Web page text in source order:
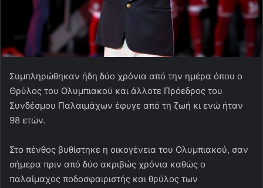
Συμπληρώθηκαν ήδη δύο χρόνια από την ημέρα όπου ο
Θρύλος του Ολυμπιακού και άλλοτε Πρόεδρος του
Συνδέσμου Παλαιμάχων έφυγε από τη ζωή κι ενώ ήταν
98 ετών.
Στο πένθος βυθίστηκε η οικογένεια του Ολυμπιακού, σαν
σήμερα πριν από δύο ακριβώς χρόνια καθώς ο
παλαίμαχος ποδοσφαιριστής και θρύλος των